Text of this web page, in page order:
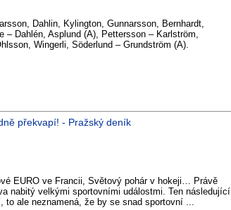
Dahlin, Kylington, Gunnarsson, Bernhardt,
– Dahlén, Asplund (A), Pettersson – Karlström,
Wingerli, Söderlund – Grundström (A).
překvapí! - Pražský deník
EURO ve Francii, Světový pohár v hokeji… Právě
nabitý velkými sportovními událostmi. Ten následující
to ale neznamená, že by se snad sportovní ...